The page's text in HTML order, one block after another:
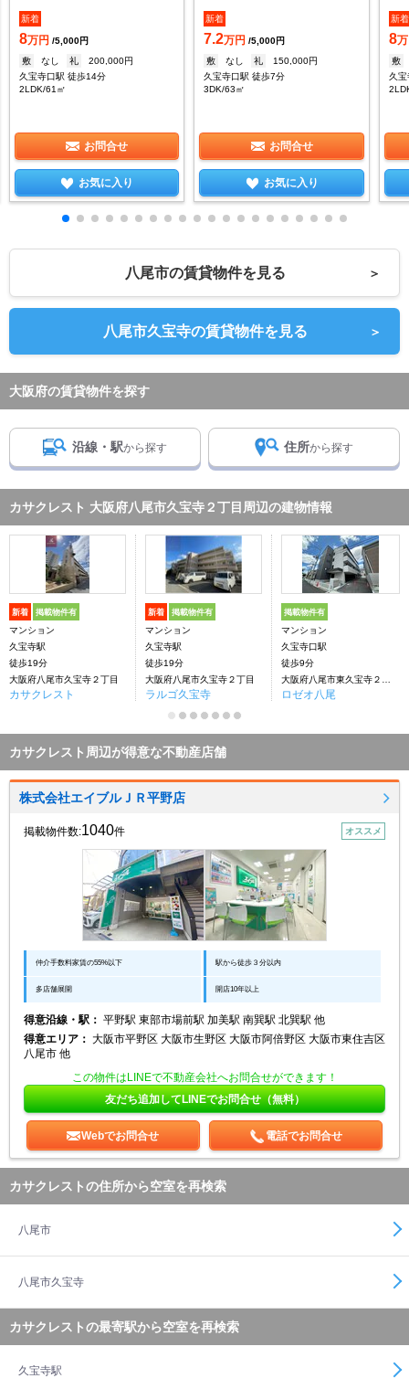
新着
8万円 /5,000円
敷
なし 礼
200,000円
久宝寺口駅 徒歩14分
2LDK/61㎡
お問合せ
お気に入り
新着
7.2万円 /5,000円
敷
なし 礼
150,000円
久宝寺口駅 徒歩7分
3DK/63㎡
お問合せ
お気に入り
新着
8
敷
久宝
八尾市の賃貸物件を見る ＞
八尾市久宝寺の賃貸物件を見る ＞
大阪府の賃貸物件を探す
沿線・駅から探す 住所から探す
カサクレスト 大阪府八尾市久宝寺２丁目周辺の建物情報
新着 掲載物件有
マンション
久宝寺駅
徒歩19分
大阪府八尾市久宝寺２丁目
カサクレスト
新着 掲載物件有
マンション
久宝寺駅
徒歩19分
大阪府八尾市久宝寺２丁目
ラルゴ久宝寺
掲載物件有
マンション
久宝寺口駅
徒歩9分
ロゼオ八尾
カサクレスト周辺が得意な不動産店舗
株式会社エイブルＪＲ平野店
掲載物件数:1040件 オススメ
仲介手数料家賃の55%以下 駅から徒歩３分以内
多店舗展開 開店10年以上
得意沿線・駅： 平野駅 東部市場前駅 加美駅 南巽駅 北巽駅 他
得意エリア： 大阪市平野区 大阪市生野区 大阪市阿倍野区 大阪市東住吉区
八尾市 他
この物件はLINEで不動産会社へお問合せができます！
友だち追加してLINEでお問合せ（無料）
Webでお問合せ 電話でお問合せ
カサクレストの住所から空室を再検索
八尾市
八尾市久宝寺
カサクレストの最寄駅から空室を再検索
久宝寺駅